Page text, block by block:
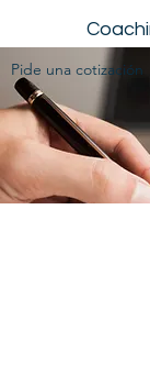
Pide una cotización